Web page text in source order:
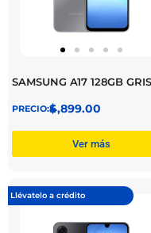
SAMSUNG A17 128GB GRIS
$
4,899.00
Ver más
Llévatelo a crédito